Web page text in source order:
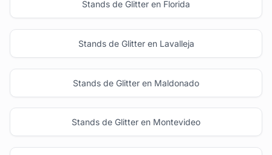
Stands de Glitter en Florida
Stands de Glitter en Lavalleja
Stands de Glitter en Maldonado
Stands de Glitter en Montevideo